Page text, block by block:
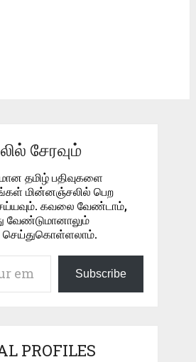
சேரவும்
தமிழ் பதிவுகளை
மின்னஞ்சலில் பெற
கவலை வேண்டாம்,
வேண்டுமானாலும்
செய்துகொள்ளலாம்.
Subscribe
PROFILES